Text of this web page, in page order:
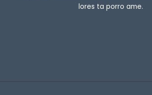
lores ta porro ame.